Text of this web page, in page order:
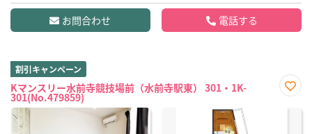
お問合わせ 電話する
割引キャンペーン
Kマンスリー水前寺競技場前（水前寺駅東） 301・1K-
301(No.479859)
に入